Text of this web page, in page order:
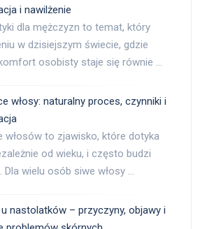
i nawilżenie
dla mężczyzn to temat, który
w dzisiejszym świecie, gdzie
osobisty staje się równie …
włosy: naturalny proces, czynniki i
włosów to zjawisko, które dotyka
od wieku, i często budzi
wielu osób siwe włosy …
nastolatków – przyczyny, objawy i